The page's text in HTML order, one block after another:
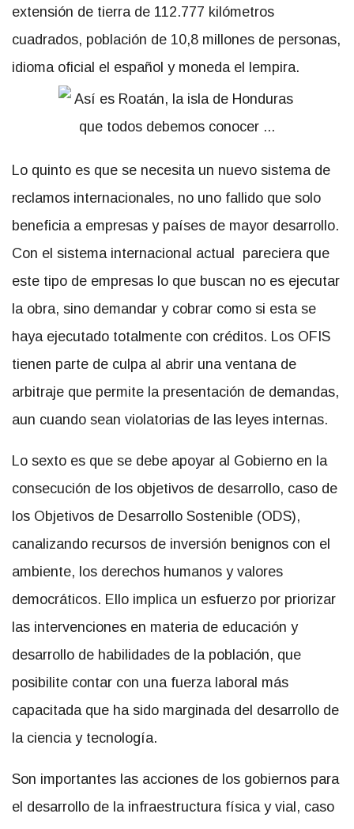
extensión de tierra de 112.777 kilómetros
cuadrados, población de 10,8 millones de personas,
idioma oficial el español y moneda el lempira.
Lo quinto es que se necesita un nuevo sistema de
reclamos internacionales, no uno fallido que solo
beneficia a empresas y países de mayor desarrollo.
Con el sistema internacional actual pareciera que
este tipo de empresas lo que buscan no es ejecutar
la obra, sino demandar y cobrar como si esta se
haya ejecutado totalmente con créditos. Los OFIS
tienen parte de culpa al abrir una ventana de
arbitraje que permite la presentación de demandas,
aun cuando sean violatorias de las leyes internas.
Lo sexto es que se debe apoyar al Gobierno en la
consecución de los objetivos de desarrollo, caso de
los Objetivos de Desarrollo Sostenible (ODS),
canalizando recursos de inversión benignos con el
ambiente, los derechos humanos y valores
democráticos. Ello implica un esfuerzo por priorizar
las intervenciones en materia de educación y
desarrollo de habilidades de la población, que
posibilite contar con una fuerza laboral más
capacitada que ha sido marginada del desarrollo de
la ciencia y tecnología.
Son importantes las acciones de los gobiernos para
el desarrollo de la infraestructura física y vial, caso